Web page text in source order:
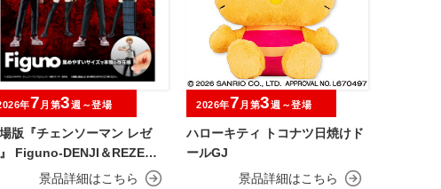
版『チェンソーマン レゼ
Figuno-DENJI＆REZE＆C
MAN＆BOMB-
年7 月第3週～登場
ハローキティ トコナツ日焼けド
ールGJ
2026年7 月第3週～登場